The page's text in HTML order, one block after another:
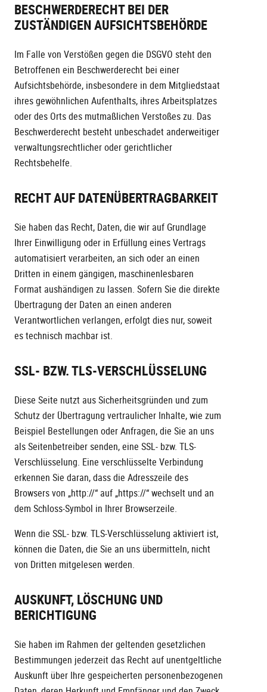
BESCHWERDE­RECHT BEI DER
ZUSTÄNDIGEN AUFSICHTS­BEHÖRDE
Im Falle von Verstößen gegen die DSGVO steht den
Betroffenen ein Beschwerderecht bei einer
Aufsichtsbehörde, insbesondere in dem Mitgliedstaat
ihres gewöhnlichen Aufenthalts, ihres Arbeitsplatzes
oder des Orts des mutmaßlichen Verstoßes zu. Das
Beschwerderecht besteht unbeschadet anderweitiger
verwaltungsrechtlicher oder gerichtlicher
Rechtsbehelfe.
RECHT AUF DATEN­ÜBERTRAG­BARKEIT
Sie haben das Recht, Daten, die wir auf Grundlage
Ihrer Einwilligung oder in Erfüllung eines Vertrags
automatisiert verarbeiten, an sich oder an einen
Dritten in einem gängigen, maschinenlesbaren
Format aushändigen zu lassen. Sofern Sie die direkte
Übertragung der Daten an einen anderen
Verantwortlichen verlangen, erfolgt dies nur, soweit
es technisch machbar ist.
SSL- BZW. TLS-VERSCHLÜSSELUNG
Diese Seite nutzt aus Sicherheitsgründen und zum
Schutz der Übertragung vertraulicher Inhalte, wie zum
Beispiel Bestellungen oder Anfragen, die Sie an uns
als Seitenbetreiber senden, eine SSL- bzw. TLS-
Verschlüsselung. Eine verschlüsselte Verbindung
erkennen Sie daran, dass die Adresszeile des
Browsers von „http://“ auf „https://“ wechselt und an
dem Schloss-Symbol in Ihrer Browserzeile.
Wenn die SSL- bzw. TLS-Verschlüsselung aktiviert ist,
können die Daten, die Sie an uns übermitteln, nicht
von Dritten mitgelesen werden.
AUSKUNFT, LÖSCHUNG UND
BERICHTIGUNG
Sie haben im Rahmen der geltenden gesetzlichen
Bestimmungen jederzeit das Recht auf unentgeltliche
Auskunft über Ihre gespeicherten personenbezogenen